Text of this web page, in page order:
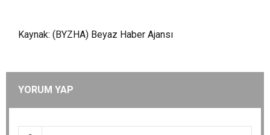
Kaynak: (BYZHA) Beyaz Haber Ajansı
YORUM YAP